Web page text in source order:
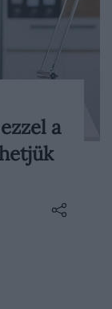
a
a
a